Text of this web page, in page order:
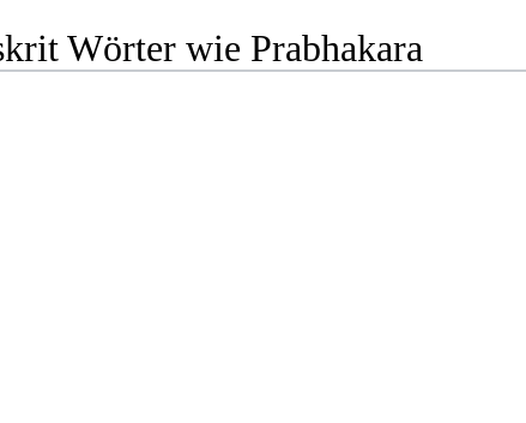
Wörter wie Prabhakara